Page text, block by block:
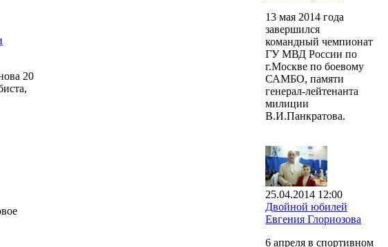
20
13 мая 2014 года
завершился
командный чемпионат
ГУ МВД России по
г.Москве по боевому
САМБО, памяти
генерал-лейтенанта
милиции
В.И.Панкратова.
25.04.2014 12:00
Двойной юбилей
Евгения Глориозова
6 апреля в спортивном